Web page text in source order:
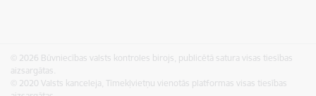
© 2026 Būvniecības valsts kontroles birojs, publicētā satura visas tiesības
aizsargātas.
© 2020 Valsts kanceleja, Tīmekļvietņu vienotās platformas visas tiesības